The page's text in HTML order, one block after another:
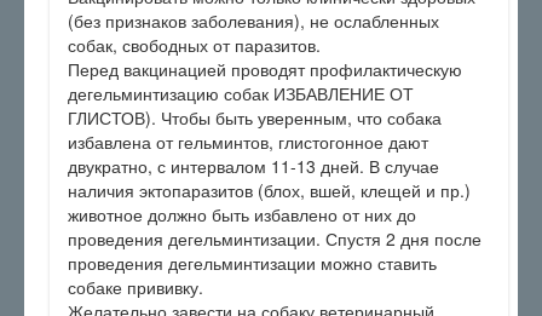
(без признаков заболевания), не ослабленных
собак, свободных от паразитов.
Перед вакцинацией проводят профилактическую
дегельминтизацию собак ИЗБАВЛЕНИЕ ОТ
ГЛИСТОВ). Чтобы быть уверенным, что собака
избавлена от гельминтов, глистогонное дают
двукратно, с интервалом 11-13 дней. В случае
наличия эктопаразитов (блох, вшей, клещей и пр.)
животное должно быть избавлено от них до
проведения дегельминтизации. Спустя 2 дня после
проведения дегельминтизации можно ставить
собаке прививку.
Желательно завести на собаку ветеринарный